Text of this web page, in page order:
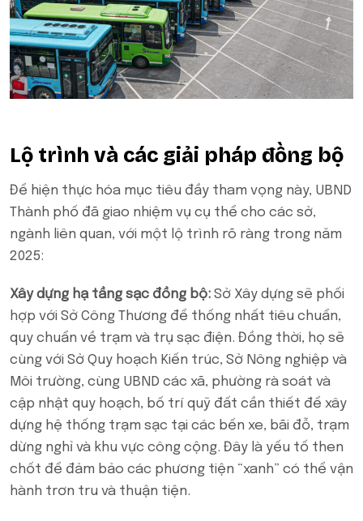
Lộ trình và các giải pháp đồng bộ
Để hiện thực hóa mục tiêu đầy tham vọng này, UBND
Thành phố đã giao nhiệm vụ cụ thể cho các sở,
ngành liên quan, với một lộ trình rõ ràng trong năm
2025:
Xây dựng hạ tầng sạc đồng bộ: Sở Xây dựng sẽ phối
hợp với Sở Công Thương để thống nhất tiêu chuẩn,
quy chuẩn về trạm và trụ sạc điện. Đồng thời, họ sẽ
cùng với Sở Quy hoạch Kiến trúc, Sở Nông nghiệp và
Môi trường, cùng UBND các xã, phường rà soát và
cập nhật quy hoạch, bố trí quỹ đất cần thiết để xây
dựng hệ thống trạm sạc tại các bến xe, bãi đỗ, trạm
dừng nghỉ và khu vực công cộng. Đây là yếu tố then
chốt để đảm bảo các phương tiện “xanh” có thể vận
hành trơn tru và thuận tiện.